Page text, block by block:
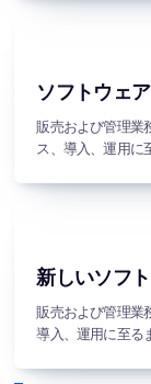
ソフトウェ
販売および管理業
ス、導入、運用に
新しいソフ
販売および管理業
導入、運用に至る